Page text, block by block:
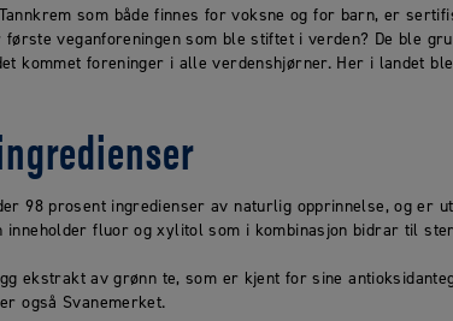
som både finnes for voksne og for barn, er
veganforeningen som ble stiftet i verden? De ble
kommet foreninger i alle verdenshjørner. Her i landet
98 prosent ingredienser av naturlig opprinnelse, og er
inneholder fluor og xylitol som i kombinasjon bidrar til
ekstrakt av grønn te, som er kjent for sine
også Svanemerket.